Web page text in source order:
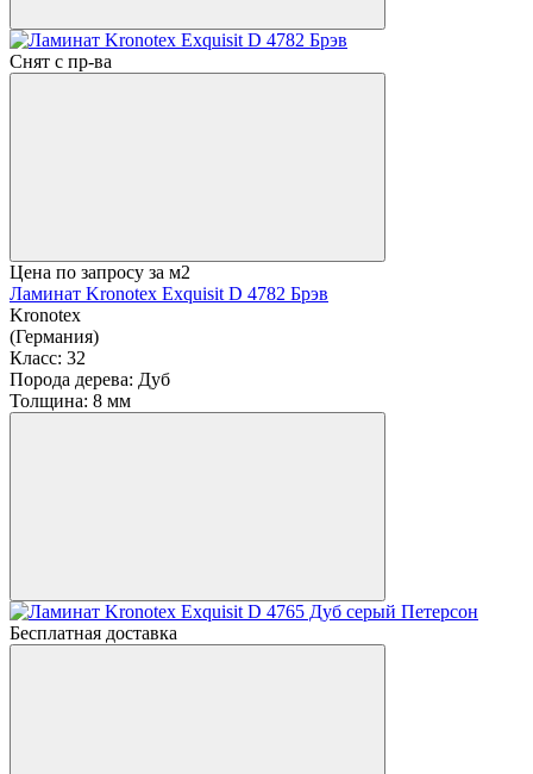
Снят с пр-ва
Цена по запросу за м2
Ламинат Kronotex Exquisit D 4782 Брэв
Kronotex
(Германия)
Класс: 32
Порода дерева: Дуб
Толщина: 8 мм
Бесплатная доставка